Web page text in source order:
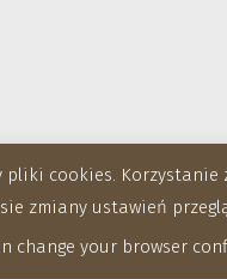
cookies. Korzystanie
zmiany ustawień
change your browser